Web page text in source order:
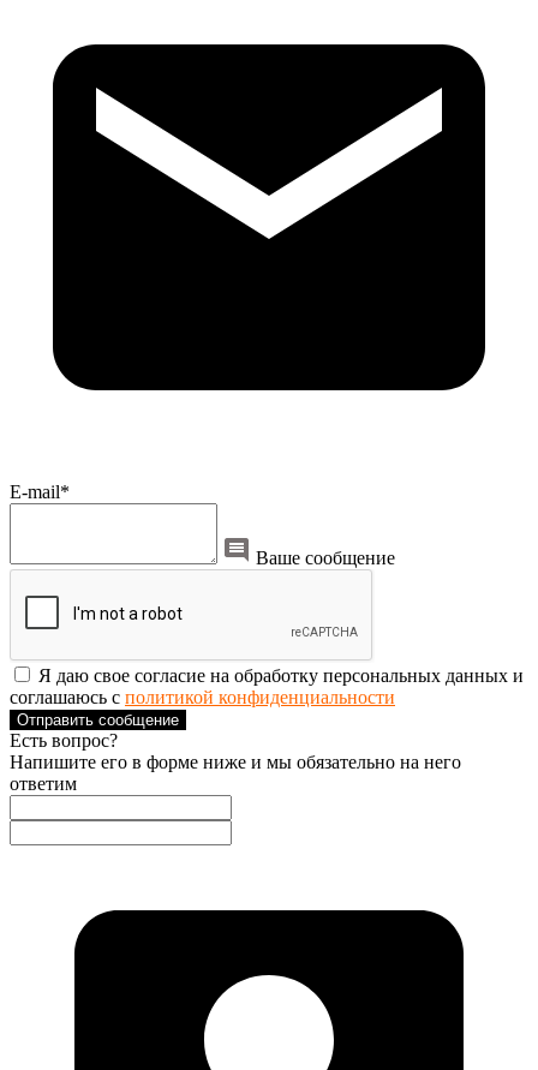
E-mail*
Ваше сообщение
Я даю свое согласие на обработку персональных данных и
соглашаюсь с политикой конфиденциальности
Отправить сообщение
Есть вопрос?
Напишите его в форме ниже и мы обязательно на него
ответим